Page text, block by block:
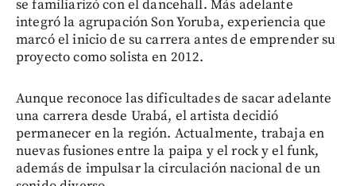
se familiarizó con el dancehall. Más adelante
integró la agrupación Son Yoruba, experiencia que
marcó el inicio de su carrera antes de emprender su
proyecto como solista en 2012.
Aunque reconoce las dificultades de sacar adelante
una carrera desde Urabá, el artista decidió
permanecer en la región. Actualmente, trabaja en
nuevas fusiones entre la paipa y el rock y el funk,
además de impulsar la circulación nacional de un